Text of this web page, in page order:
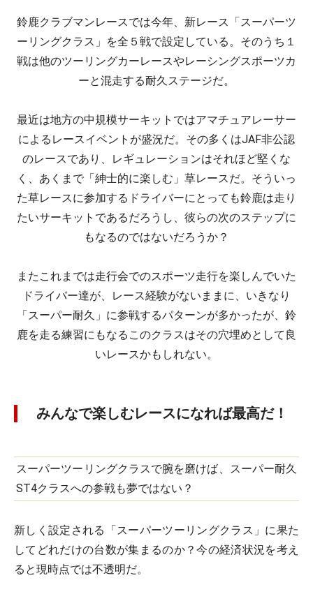
鈴鹿クラブマンレースでは今年、新レース「スーパーツ
ーリングクラス」を全５戦で設定している。そのうち１
戦は他のツーリングカーレースやレーシングスポーツカ
ーと混走する耐久ステージだ。
最近は地方の中規模サーキットではアマチュアレーサー
によるレースイベントが盛況だ。その多くはJAF非公認
のレースであり、レギュレーションはそれほど堅くな
く、あくまで「紳士的に楽しむ」草レースだ。そういっ
た草レースに参加するドライバーにとっても鈴鹿は走り
たいサーキットであるだろうし、彼らの次のステップに
もなるのではないだろうか？
またこれまでは走行会でのスポーツ走行を楽しんでいた
ドライバー達が、レース経験がないままに、いきなり
「スーパー耐久」に参戦するパターンが多かったが、鈴
鹿を走る練習にもなるこのクラスはその穴埋めとして良
いレースかもしれない。
みんなで楽しむレースになれば最高だ！
スーパーツーリングクラスで腕を磨けば、スーパー耐久
ST4クラスへの参戦も夢ではない？
新しく設定される「スーパーツーリングクラス」に果た
してどれだけの台数が集まるのか？今の経済状況を考え
ると現時点では不透明だ。